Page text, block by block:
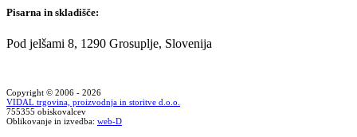
Pisarna in skladišče:
Pod jelšami 8, 1290 Grosuplje, Slovenija
Copyright © 2006 - 2026
VIDAL trgovina, proizvodnja in storitve d.o.o.
755355 obiskovalcev
Oblikovanje in izvedba: web-D